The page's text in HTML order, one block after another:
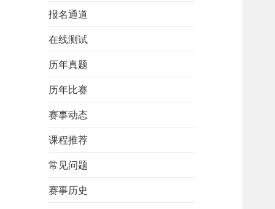
报名通道
在线测试
历年真题
历年比赛
赛事动态
课程推荐
常见问题
赛事历史